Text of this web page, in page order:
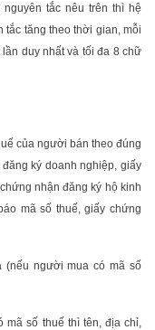
tắc nêu trên thì hệ
tăng theo thời gian, mỗi
duy nhất và tối đa 8 chữ
của người bán theo đúng
ký doanh nghiệp, giấy
nhận đăng ký hộ kinh
mã số thuế, giấy chứng
(nếu người mua có mã số
số thuế thì tên, địa chỉ,